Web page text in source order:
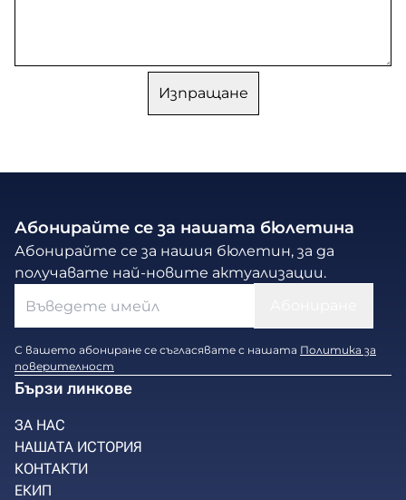
Абонирайте се за нашата бюлетина
Абонирайте се за нашия бюлетин, за да
получавате най-новите актуализации.
С вашето абониране се съгласявате с нашата Политика за
поверителност
Бързи линкове
ЗА НАС
НАШАТА ИСТОРИЯ
КОНТАКТИ
ЕКИП